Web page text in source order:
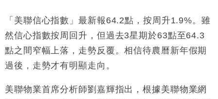
日圓干預創新高
11:12
國際｜特朗普料美伊戰事快結束 承認部分彈藥庫存緊
司
11:30
市場落地
「美聯信心指數」最新報64.2點，按周升1.9%。雖
然信心指數按周回升，但過去3星期於63點至64.3
點之間窄幅上落，走勢反覆。相信待農曆新年假期
過後，走勢才有明顯走向。
美聯物業首席分析師劉嘉輝指出，根據美聯物業網